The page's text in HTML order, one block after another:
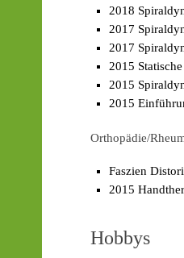
2018
2017
2017
2015
2015
2015
Orthopädie/
Faszien
2015
Hobbys